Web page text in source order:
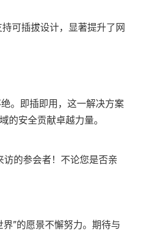
可插拔设计，显著提升了网
。即插即用，这一解决方案
安全贡献卓越力量。
的参会者！不论您是否亲
”的愿景不懈努力。期待与